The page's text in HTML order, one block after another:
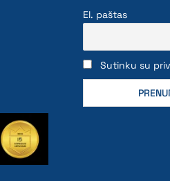
El. paštas
Sutinku su